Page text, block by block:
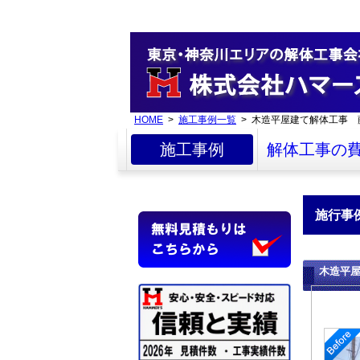
HOME > 施工事例一覧 > 木造平屋建て解体工事
施工事例 解体工事の
施行事
木造平